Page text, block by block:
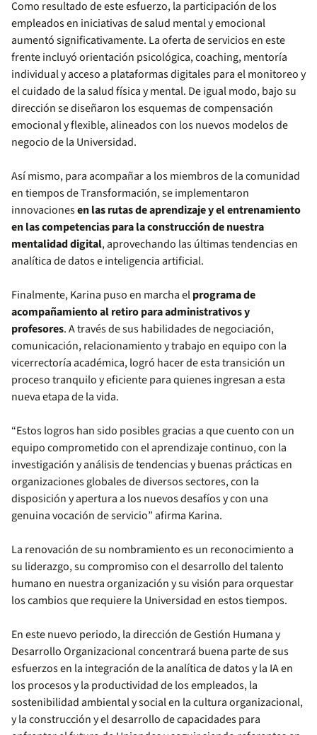
Como resultado de este esfuerzo, la participación de los
empleados en iniciativas de salud mental y emocional
aumentó significativamente. La oferta de servicios en este
frente incluyó orientación psicológica, coaching, mentoría
individual y acceso a plataformas digitales para el monitoreo y
el cuidado de la salud física y mental. De igual modo, bajo su
dirección se diseñaron los esquemas de compensación
emocional y flexible, alineados con los nuevos modelos de
negocio de la Universidad.
Así mismo, para acompañar a los miembros de la comunidad
en tiempos de Transformación, se implementaron
innovacionesen las rutas de aprendizaje y el entrenamiento
en las competencias para la construcción de nuestra
mentalidad digital, aprovechando las últimas tendencias en
analítica de datos e inteligencia artificial.
Finalmente, Karina puso en marcha elprograma de
acompañamiento al retiro para administrativos y
profesores. A través de sus habilidades de negociación,
comunicación, relacionamiento y trabajo en equipo con la
vicerrectoría académica, logró hacer de esta transición un
proceso tranquilo y eficiente para quienes ingresan a esta
nueva etapa de la vida.
“Estos logros han sido posibles gracias a que cuento con un
equipo comprometido con el aprendizaje continuo, con la
investigación y análisis de tendencias y buenas prácticas en
organizaciones globales de diversos sectores, con la
disposición y apertura a los nuevos desafíos y con una
genuina vocación de servicio” afirma Karina.
La renovación de su nombramiento es un reconocimiento a
su liderazgo, su compromiso con el desarrollo del talento
humano en nuestra organización y su visión para orquestar
los cambios que requiere la Universidad en estos tiempos.
En este nuevo periodo, la dirección de Gestión Humana y
Desarrollo Organizacional concentrará buena parte de sus
esfuerzos en la integración de la analítica de datos y la IA en
los procesos y la productividad de los empleados, la
sostenibilidad ambiental y social en la cultura organizacional,
y la construcción y el desarrollo de capacidades para